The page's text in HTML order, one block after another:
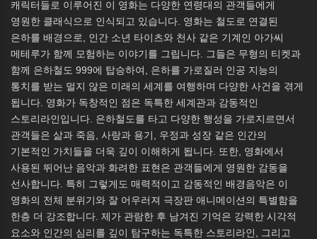
캐릭터들로 이루어진 이 영화는 다양한 연령대의 관객들에게
영원한 클래식으로 인식되고 있습니다. 영화는 철도로 연결된
은하를 배경으로, 인간 소년 타이츠와 천사 같은 기계인 아가씨
메테루가 함께 모험하는 이야기를 그립니다. 그들은 무형의 티켓과
함께 은하철도 999에 탑승하여, 은하를 가로질러 인공 지능의
통치를 받는 멀지 않은 미래의 세계를 여행하며 다양한 사건을 겪게
됩니다. 영화가 독창적인 점은 독특한 세계관과 감동적인
스토리라인입니다. 은하철도를 타고 다양한 행성을 가로지르면서
관객들은 삶과 죽음, 사랑과 용기, 우정과 성장 같은 인간의
기본적인 가치들을 더욱 깊이 이해하게 됩니다. 또한, 영화에서
사용된 뛰어난 음악과 화려한 표현은 관객들에게 영원한 감동을
선사합니다. 특히 그렇게도 매력적이고 감동적인 배경음악은 이
영화의 전체 분위기와 잘 어우러져 극장판 애니메이션의 특별함을
한층 더 강조합니다. 제가 관람한 후 남겨진 기억은 강력한 시각적
요소와 인간의 심리를 깊이 탐구하는 독특한 스토리라인, 그리고